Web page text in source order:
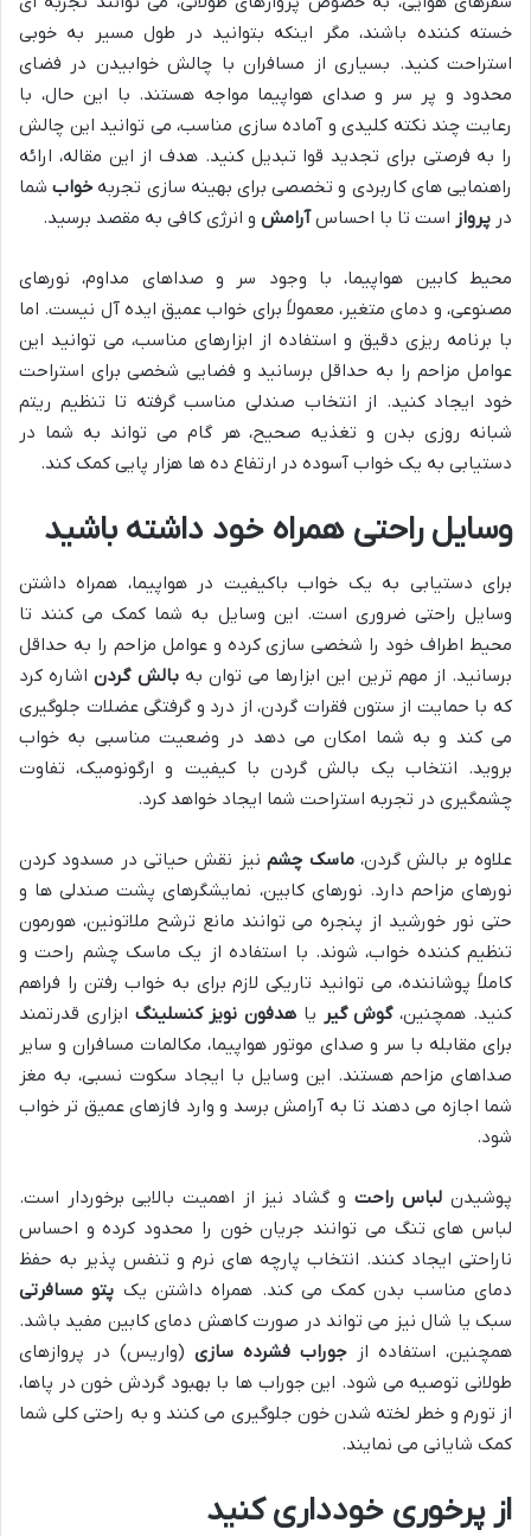
خسته کننده باشند، مگر اینکه بتوانید در طول مسیر به خوبی
استراحت کنید. بسیاری از مسافران با چالش خوابیدن در فضای
محدود و پر سر و صدای هواپیما مواجه هستند. با این حال، با
رعایت چند نکته کلیدی و آماده سازی مناسب، می توانید این چالش
را به فرصتی برای تجدید قوا تبدیل کنید. هدف از این مقاله، ارائه
راهنمایی های کاربردی و تخصصی برای بهینه سازی تجربه خوابشما
در پرواز است تا با احساسآرامش و انرژی کافی به مقصد برسید.
محیط کابین هواپیما، با وجود سر و صداهای مداوم، نورهای
مصنوعی، و دمای متغیر، معمولاً برای خواب عمیق ایده آل نیست. اما
با برنامه ریزی دقیق و استفاده از ابزارهای مناسب، می توانید این
عوامل مزاحم را به حداقل برسانید و فضایی شخصی برای استراحت
خود ایجاد کنید. از انتخاب صندلی مناسب گرفته تا تنظیم ریتم
شبانه روزی بدن و تغذیه صحیح، هر گام می تواند به شما در
دستیابی به یک خواب آسوده در ارتفاع ده ها هزار پایی کمک کند.
وسایل راحتی همراه خود داشته باشید
برای دستیابی به یک خواب باکیفیت در هواپیما، همراه داشتن
وسایل راحتی ضروری است. این وسایل به شما کمک می کنند تا
محیط اطراف خود را شخصی سازی کرده و عوامل مزاحم را به حداقل
برسانید. از مهم ترین این ابزارها می توان بهبالش گردناشاره کرد
که با حمایت از ستون فقرات گردن، از درد و گرفتگی عضلات جلوگیری
می کند و به شما امکان می دهد در وضعیت مناسبی به خواب
بروید. انتخاب یک بالش گردن با کیفیت و ارگونومیک، تفاوت
چشمگیری در تجربه استراحت شما ایجاد خواهد کرد.
علاوه بر بالش گردن،ماسک چشمنیز نقش حیاتی در مسدود کردن
نورهای مزاحم دارد. نورهای کابین، نمایشگرهای پشت صندلی ها و
حتی نور خورشید از پنجره می توانند مانع ترشح ملاتونین، هورمون
تنظیم کننده خواب، شوند. با استفاده از یک ماسک چشم راحت و
کاملاً پوشاننده، می توانید تاریکی لازم برای به خواب رفتن را فراهم
کنید. همچنین،گوش گیر یا هدفون نویز کنسلینگ ابزاری قدرتمند
برای مقابله با سر و صدای موتور هواپیما، مکالمات مسافران و سایر
صداهای مزاحم هستند. این وسایل با ایجاد سکوت نسبی، به مغز
شما اجازه می دهند تا به آرامش برسد و وارد فازهای عمیق تر خواب
شود.
پوشیدن لباس راحت و گشاد نیز از اهمیت بالایی برخوردار است.
لباس های تنگ می توانند جریان خون را محدود کرده و احساس
ناراحتی ایجاد کنند. انتخاب پارچه های نرم و تنفس پذیر به حفظ
دمای مناسب بدن کمک می کند. همراه داشتن یک پتو مسافرتی
سبک یا شال نیز می تواند در صورت کاهش دمای کابین مفید باشد.
همچنین، استفاده از جوراب فشرده سازی (واریس) در پروازهای
طولانی توصیه می شود. این جوراب ها با بهبود گردش خون در پاها،
از تورم و خطر لخته شدن خون جلوگیری می کنند و به راحتی کلی شما
کمک شایانی می نمایند.
از پرخوری خودداری کنید